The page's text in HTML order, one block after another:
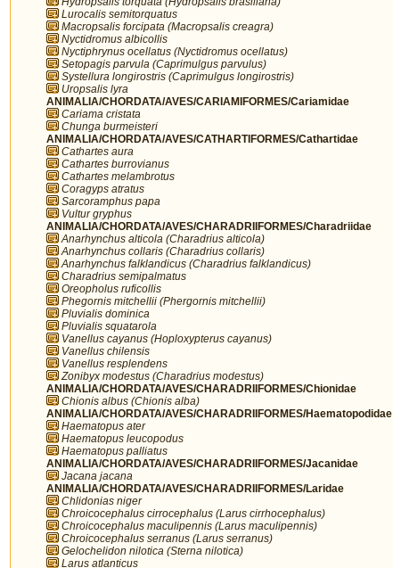
Lurocalis semitorquatus
Macropsalis forcipata (Macropsalis creagra)
Nyctidromus albicollis
Nyctiphrynus ocellatus (Nyctidromus ocellatus)
Setopagis parvula (Caprimulgus parvulus)
Systellura longirostris (Caprimulgus longirostris)
Uropsalis lyra
ANIMALIA/CHORDATA/AVES/CARIAMIFORMES/Cariamidae
Cariama cristata
Chunga burmeisteri
ANIMALIA/CHORDATA/AVES/CATHARTIFORMES/Cathartidae
Cathartes aura
Cathartes burrovianus
Cathartes melambrotus
Coragyps atratus
Sarcoramphus papa
Vultur gryphus
ANIMALIA/CHORDATA/AVES/CHARADRIIFORMES/Charadriidae
Anarhynchus alticola (Charadrius alticola)
Anarhynchus collaris (Charadrius collaris)
Anarhynchus falklandicus (Charadrius falklandicus)
Charadrius semipalmatus
Oreopholus ruficollis
Phegornis mitchellii (Phergornis mitchellii)
Pluvialis dominica
Pluvialis squatarola
Vanellus cayanus (Hoploxypterus cayanus)
Vanellus chilensis
Vanellus resplendens
Zonibyx modestus (Charadrius modestus)
ANIMALIA/CHORDATA/AVES/CHARADRIIFORMES/Chionidae
Chionis albus (Chionis alba)
ANIMALIA/CHORDATA/AVES/CHARADRIIFORMES/Haematopodidae
Haematopus ater
Haematopus leucopodus
Haematopus palliatus
ANIMALIA/CHORDATA/AVES/CHARADRIIFORMES/Jacanidae
Jacana jacana
ANIMALIA/CHORDATA/AVES/CHARADRIIFORMES/Laridae
Chlidonias niger
Chroicocephalus cirrocephalus (Larus cirrhocephalus)
Chroicocephalus maculipennis (Larus maculipennis)
Chroicocephalus serranus (Larus serranus)
Gelochelidon nilotica (Sterna nilotica)
Larus atlanticus